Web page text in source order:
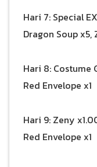
Hari 7: Special
Dragon Soup
Hari 8: Costume
Red Envelope x1
Hari 9: Zeny
Red Envelope x1